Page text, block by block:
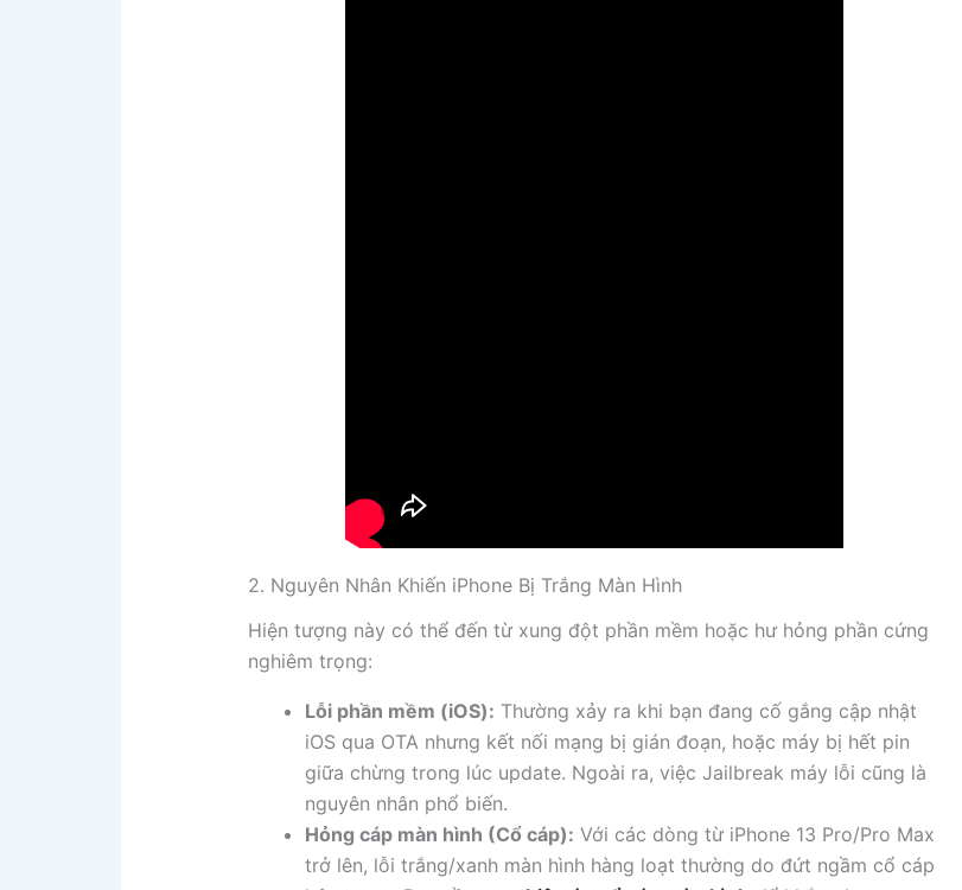
2. Nguyên Nhân Khiến iPhone Bị Trắng Màn Hình
Hiện tượng này có thể đến từ xung đột phần mềm hoặc hư hỏng phần cứng
nghiêm trọng:
Lỗi phần mềm (iOS): Thường xảy ra khi bạn đang cố gắng cập nhật
iOS qua OTA nhưng kết nối mạng bị gián đoạn, hoặc máy bị hết pin
giữa chừng trong lúc update. Ngoài ra, việc Jailbreak máy lỗi cũng là
nguyên nhân phổ biến.
Hỏng cáp màn hình (Cổ cáp): Với các dòng từ iPhone 13 Pro/Pro Max
trở lên, lỗi trắng/xanh màn hình hàng loạt thường do đứt ngầm cổ cáp